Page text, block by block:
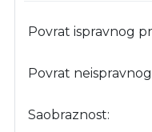
Povrat ispravnog
Povrat
Saobraznost: